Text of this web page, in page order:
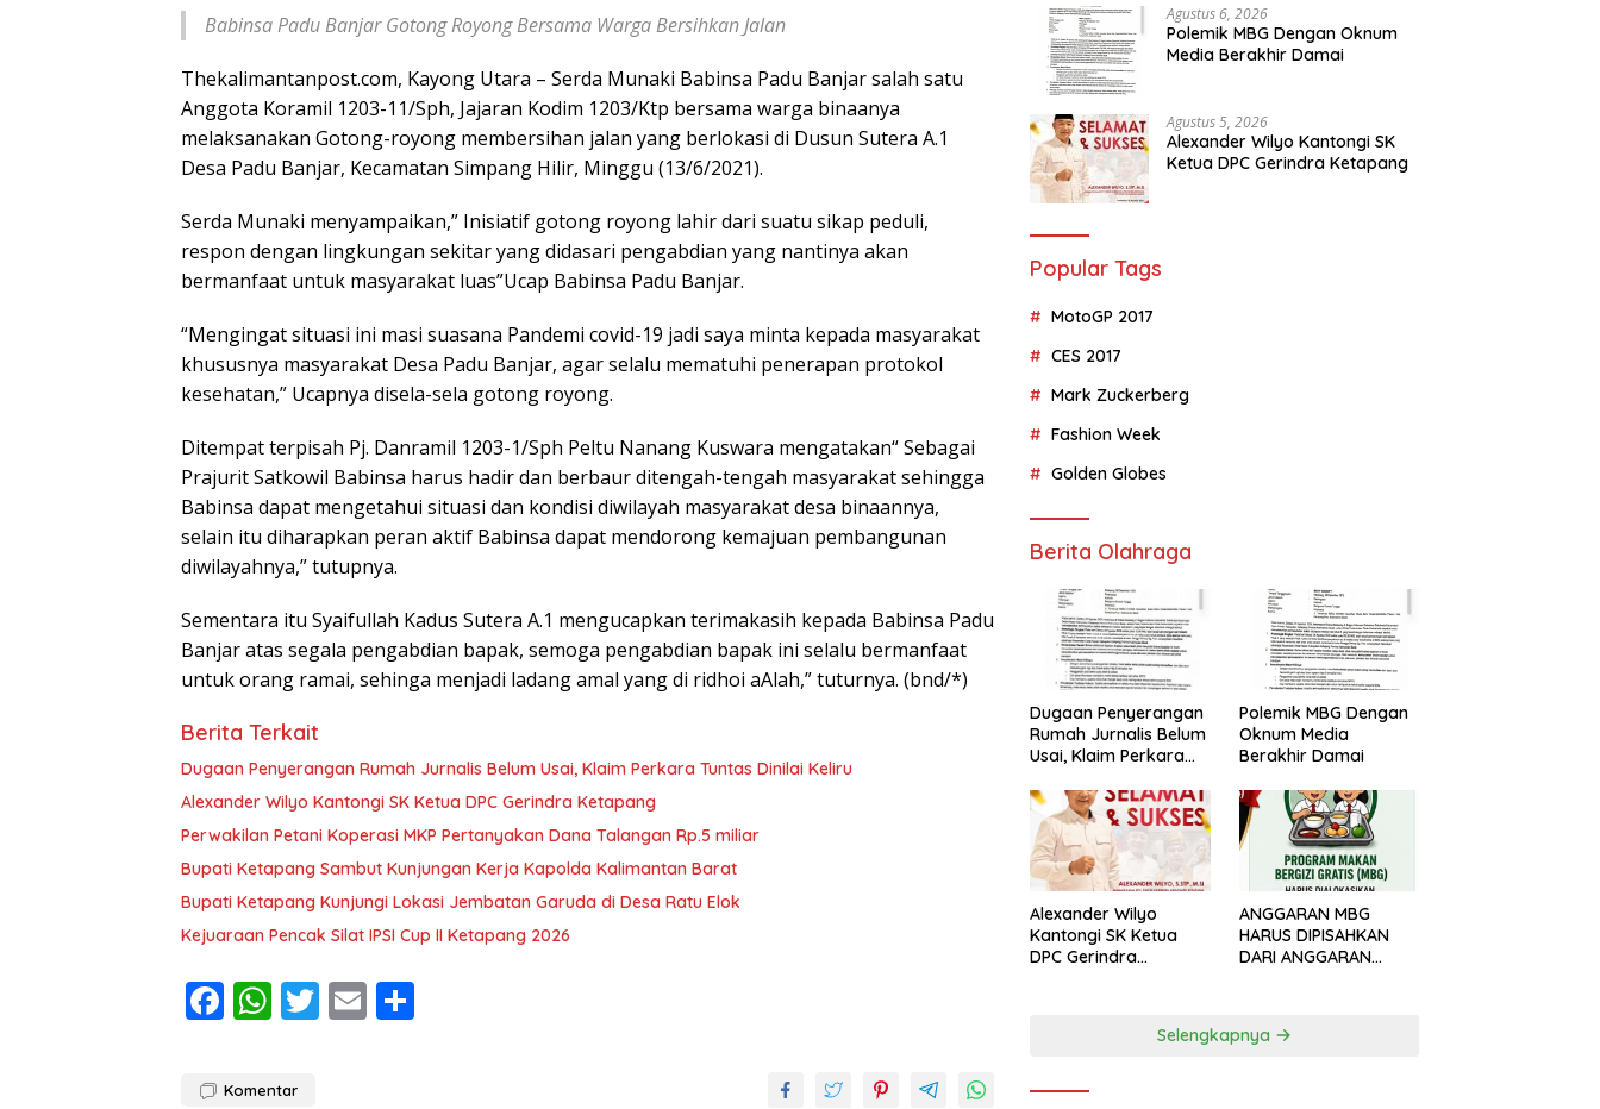
Babinsa Padu Banjar Gotong Royong Bersama Warga Bersihkan Jalan
Thekalimantanpost.com, Kayong Utara – Serda Munaki Babinsa Padu Banjar salah satu
Anggota Koramil 1203-11/Sph, Jajaran Kodim 1203/Ktp bersama warga binaanya
melaksanakan Gotong-royong membersihan jalan yang berlokasi di Dusun Sutera A.1
Desa Padu Banjar, Kecamatan Simpang Hilir, Minggu (13/6/2021).
Serda Munaki menyampaikan,” Inisiatif gotong royong lahir dari suatu sikap peduli,
respon dengan lingkungan sekitar yang didasari pengabdian yang nantinya akan
bermanfaat untuk masyarakat luas”Ucap Babinsa Padu Banjar.
“Mengingat situasi ini masi suasana Pandemi covid-19 jadi saya minta kepada masyarakat
khususnya masyarakat Desa Padu Banjar, agar selalu mematuhi penerapan protokol
kesehatan,” Ucapnya disela-sela gotong royong.
Ditempat terpisah Pj. Danramil 1203-1/Sph Peltu Nanang Kuswara mengatakan“ Sebagai
Prajurit Satkowil Babinsa harus hadir dan berbaur ditengah-tengah masyarakat sehingga
Babinsa dapat mengetahui situasi dan kondisi diwilayah masyarakat desa binaannya,
selain itu diharapkan peran aktif Babinsa dapat mendorong kemajuan pembangunan
diwilayahnya,” tutupnya.
Sementara itu Syaifullah Kadus Sutera A.1 mengucapkan terimakasih kepada Babinsa Padu
Banjar atas segala pengabdian bapak, semoga pengabdian bapak ini selalu bermanfaat
untuk orang ramai, sehinga menjadi ladang amal yang di ridhoi aAlah,” tuturnya. (bnd/*)
Berita Terkait
Dugaan Penyerangan Rumah Jurnalis Belum Usai, Klaim Perkara Tuntas Dinilai Keliru
Alexander Wilyo Kantongi SK Ketua DPC Gerindra Ketapang
Perwakilan Petani Koperasi MKP Pertanyakan Dana Talangan Rp.5 miliar
Bupati Ketapang Sambut Kunjungan Kerja Kapolda Kalimantan Barat
Bupati Ketapang Kunjungi Lokasi Jembatan Garuda di Desa Ratu Elok
Kejuaraan Pencak Silat IPSI Cup II Ketapang 2026
F
e
W
at
T E
Komentar
Agustus 6, 2026
Polemik MBG Dengan Oknum
Media Berakhir Damai
Agustus 5, 2026
Alexander Wilyo Kantongi SK
Ketua DPC Gerindra Ketapang
Popular Tags
MotoGP 2017
CES 2017
Mark Zuckerberg
Fashion Week
Golden Globes
Berita Olahraga
Dugaan Penyerangan
Rumah Jurnalis Belum
Usai, Klaim Perkara
Polemik MBG Dengan
Oknum Media
Berakhir Damai
Alexander Wilyo
Kantongi SK Ketua
DPC Gerindra
ANGGARAN MBG
HARUS DIPISAHKAN
DARI ANGGARAN
Selengkapnya